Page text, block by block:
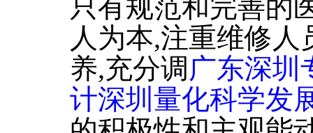
只有规范和完善的
人为本,注重维修
养,充分调 广东深圳
计深圳量化科学发